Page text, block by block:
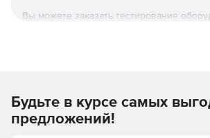
Вы можете заказать тестирование
Функциональность платформыIronPort
может быть дополнительно расширена
для фильтрации спама и вирусов,
Будьте в курсе самых
предложений!